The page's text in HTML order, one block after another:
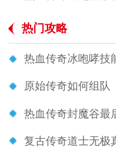
热门攻略
热血传奇冰咆哮技
原始传奇如何组队
热血传奇封魔谷最
复古传奇道士无极